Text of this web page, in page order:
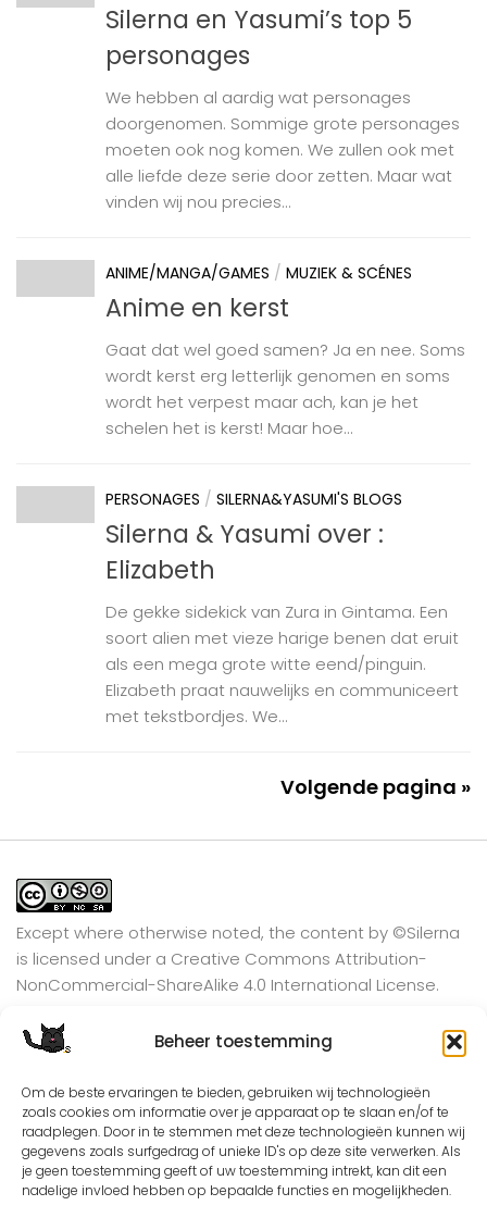
Beheer toestemming
Om de beste ervaringen te bieden, gebruiken wij technologieën
zoals cookies om informatie over je apparaat op te slaan en/of te
raadplegen. Door in te stemmen met deze technologieën kunnen wij
gegevens zoals surfgedrag of unieke ID's op deze site verwerken. Als
je geen toestemming geeft of uw toestemming intrekt, kan dit een
nadelige invloed hebben op bepaalde functies en mogelijkheden.
Silerna en Yasumi’s top 5
personages
We hebben al aardig wat personages
doorgenomen. Sommige grote personages
moeten ook nog komen. We zullen ook met
alle liefde deze serie door zetten. Maar wat
vinden wij nou precies...
ANIME/MANGA/GAMES / MUZIEK & SCÉNES
Anime en kerst
Gaat dat wel goed samen? Ja en nee. Soms
wordt kerst erg letterlijk genomen en soms
wordt het verpest maar ach, kan je het
schelen het is kerst! Maar hoe...
PERSONAGES / SILERNA&YASUMI'S BLOGS
Silerna & Yasumi over :
Elizabeth
De gekke sidekick van Zura in Gintama. Een
soort alien met vieze harige benen dat eruit
als een mega grote witte eend/pinguin.
Elizabeth praat nauwelijks en communiceert
met tekstbordjes. We...
Volgende pagina »
Except where otherwise noted, the content by ©Silerna
is licensed under a Creative Commons Attribution-
NonCommercial-ShareAlike 4.0 International License.